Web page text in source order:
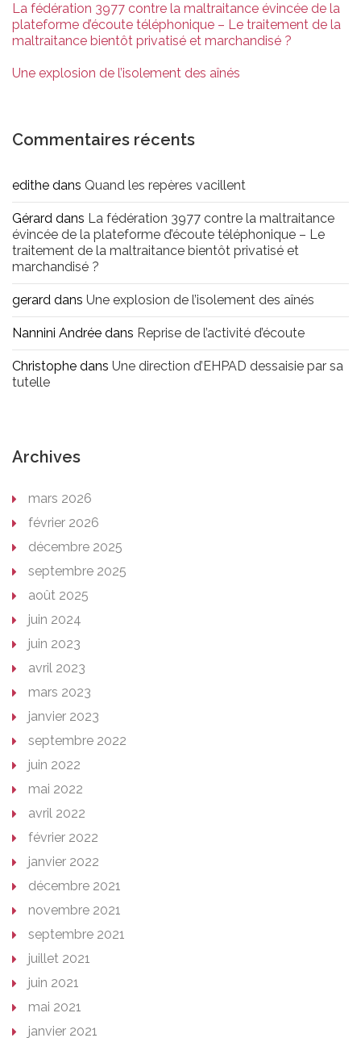
La fédération 3977 contre la maltraitance évincée de la
plateforme d’écoute téléphonique – Le traitement de la
maltraitance bientôt privatisé et marchandisé ?
Une explosion de l’isolement des aînés
Commentaires récents
edithe dans Quand les repères vacillent
Gérard dans La fédération 3977 contre la maltraitance
évincée de la plateforme d’écoute téléphonique – Le
traitement de la maltraitance bientôt privatisé et
marchandisé ?
gerard dans Une explosion de l’isolement des aînés
Nannini Andrée dans Reprise de l’activité d’écoute
Christophe dans Une direction d’EHPAD dessaisie par sa
tutelle
Archives
mars 2026
février 2026
décembre 2025
septembre 2025
août 2025
juin 2024
juin 2023
avril 2023
mars 2023
janvier 2023
septembre 2022
juin 2022
mai 2022
avril 2022
février 2022
janvier 2022
décembre 2021
novembre 2021
septembre 2021
juillet 2021
juin 2021
mai 2021
janvier 2021